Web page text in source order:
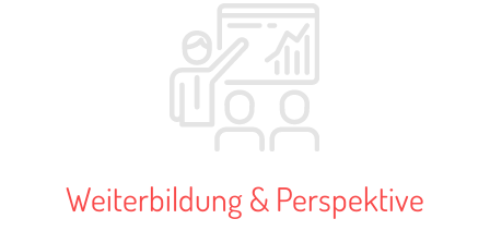
Weiterbildung & Perspektive